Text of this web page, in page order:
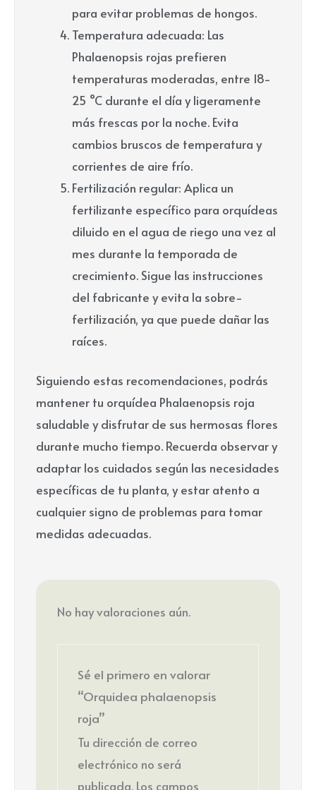
para evitar problemas de hongos.
Temperatura adecuada: Las
Phalaenopsis rojas prefieren
temperaturas moderadas, entre 18-
25 °C durante el día y ligeramente
más frescas por la noche. Evita
cambios bruscos de temperatura y
corrientes de aire frío.
Fertilización regular: Aplica un
fertilizante específico para orquídeas
diluido en el agua de riego una vez al
mes durante la temporada de
crecimiento. Sigue las instrucciones
del fabricante y evita la sobre-
fertilización, ya que puede dañar las
raíces.
Siguiendo estas recomendaciones, podrás
mantener tu orquídea Phalaenopsis roja
saludable y disfrutar de sus hermosas flores
durante mucho tiempo. Recuerda observar y
adaptar los cuidados según las necesidades
específicas de tu planta, y estar atento a
cualquier signo de problemas para tomar
medidas adecuadas.
No hay valoraciones aún.
Sé el primero en valorar
“Orquidea phalaenopsis
roja”
Tu dirección de correo
electrónico no será
publicada. Los campos